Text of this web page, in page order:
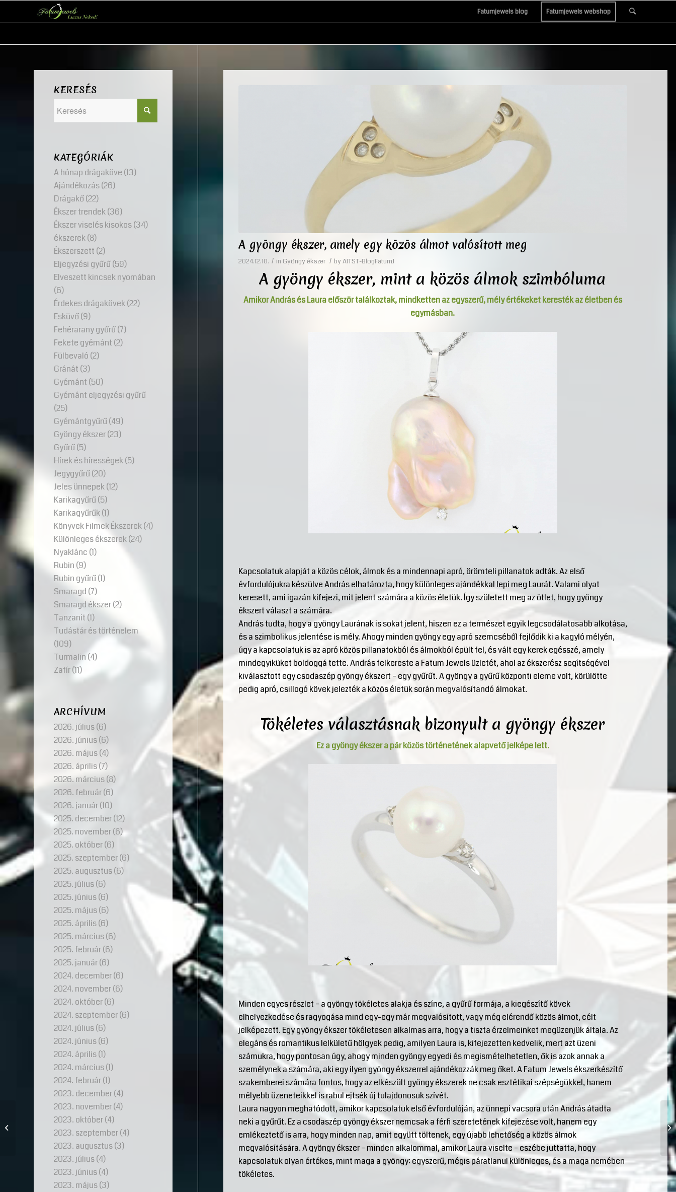
Fatumjewels blog Fatumjewels webshop
A gyöngy ékszer, amely egy közös álmot valósított meg
2024.12.10. / in Gyöngy ékszer / byAITST-BlogFatumJ
A gyöngy ékszer, mint a közös álmok szimbóluma
Amikor András és Laura először találkoztak, mindketten az egyszerű, mély értékeket keresték az életben és
egymásban.
Kapcsolatuk alapját a közös célok, álmok és a mindennapi apró, örömteli pillanatok adták. Az első
évfordulójukra készülve András elhatározta, hogy különleges ajándékkal lepi meg Laurát. Valami olyat
keresett, ami igazán kifejezi, mit jelent számára a közös életük. Így született meg az ötlet, hogy gyöngy
ékszert választ a számára.
András tudta, hogy a gyöngy Laurának is sokat jelent, hiszen ez a természet egyik legcsodálatosabb alkotása,
és a szimbolikus jelentése is mély. Ahogy minden gyöngy egy apró szemcséből fejlődik ki a kagyló mélyén,
úgy a kapcsolatuk is az apró közös pillanatokból és álmokból épült fel, és vált egy kerek egésszé, amely
mindegyiküket boldoggá tette. András felkereste a Fatum Jewels üzletét, ahol az ékszerész segítségével
kiválasztott egy csodaszép gyöngy ékszert – egy gyűrűt. A gyöngy a gyűrű központi eleme volt, körülötte
pedig apró, csillogó kövek jelezték a közös életük során megvalósítandó álmokat.
Tökéletes választásnak bizonyult a gyöngy ékszer
Ez a gyöngy ékszer a pár közös történetének alapvető jelképe lett.
Minden egyes részlet – a gyöngy tökéletes alakja és színe, a gyűrű formája, a kiegészítő kövek
elhelyezkedése és ragyogása mind egy-egy már megvalósított, vagy még elérendő közös álmot, célt
jelképezett. Egy gyöngy ékszer tökéletesen alkalmas arra, hogy a tiszta érzelmeinket megüzenjük általa. Az
elegáns és romantikus lelkületű hölgyek pedig, amilyen Laura is, kifejezetten kedvelik, mert azt üzeni
számukra, hogy pontosan úgy, ahogy minden gyöngy egyedi és megismételhetetlen, ők is azok annak a
személynek a számára, aki egy ilyen gyöngy ékszerrel ajándékozzák meg őket. A Fatum Jewels ékszerkészítő
szakemberei számára fontos, hogy az elkészült gyöngy ékszerek ne csak esztétikai szépségükkel, hanem
mélyebb üzeneteikkel is rabul ejtsék új tulajdonosuk szívét.
Laura nagyon meghatódott, amikor kapcsolatuk első évfordulóján, az ünnepi vacsora után András átadta
neki a gyűrűt. Ez a csodaszép gyöngy ékszer nemcsak a férfi szeretetének kifejezése volt, hanem egy
emlékeztető is arra, hogy minden nap, amit együtt töltenek, egy újabb lehetőség a közös álmok
megvalósítására. A gyöngy ékszer – minden alkalommal, amikor Laura viselte – eszébe juttatta, hogy
kapcsolatuk olyan értékes, mint maga a gyöngy: egyszerű, mégis páratlanul különleges, és a maga nemében
tökéletes.
KERESÉS
KATEGÓRIÁK
A hónap drágaköve (13)
Ajándékozás(26)
Drágakő(22)
Ékszer trendek(36)
Ékszer viselés kisokos(34)
ékszerek(8)
Ékszerszett (2)
Eljegyzési gyűrű(59)
Elveszett kincsek nyomában
(6)
Érdekes drágakövek(22)
Esküvő(9)
Fehérarany gyűrű(7)
Fekete gyémánt (2)
Fülbevaló (2)
Gránát (3)
Gyémánt (50)
Gyémánt eljegyzési gyűrű
(25)
Gyémántgyűrű(49)
Gyöngy ékszer(23)
Gyűrű(5)
Hírek és hírességek(5)
Jegygyűrű(20)
Jeles ünnepek(12)
Karikagyűrű(5)
Karikagyűrűk(1)
Könyvek Filmek Ékszerek(4)
Különleges ékszerek(24)
Nyaklánc (1)
Rubin (9)
Rubin gyűrű(1)
Smaragd (7)
Smaragd ékszer(2)
Tanzanit (1)
Tudástár és történelem
(109)
Turmalin (4)
Zafír(11)
ARCHÍVUM
2026. július(6)
2026. június(6)
2026. május(4)
2026. április(7)
2026. március(8)
2026. február(6)
2026. január(10)
2025. december(12)
2025. november(6)
2025. október(6)
2025. szeptember(6)
2025. augusztus(6)
2025. július(6)
2025. június(6)
2025. május(6)
2025. április(6)
2025. március(6)
2025. február(6)
2025. január(6)
2024. december(6)
2024. november(6)
2024. október(6)
2024. szeptember(6)
2024. július(6)
2024. június(6)
2024. április(1)
2024. március(1)
2024. február(1)
2023. december(4)
2023. november(4)
2023. október(4)
2023. szeptember(4)
2023. augusztus(3)
2023. július(4)
2023. június(4)
2023. május(3)
A drágaköves gyűrű
története: Egy régi
örökség újjászületése